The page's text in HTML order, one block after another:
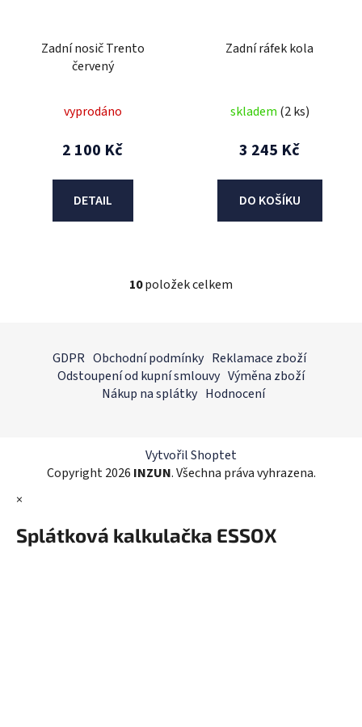
Zadní nosič Trento
červený
vyprodáno
2 100 Kč
DETAIL
Zadní ráfek kola
skladem (2 ks)
3 245 Kč
DO KOŠÍKU
O
d
a
c
r
v
v
ý
10položek celkem
GDPR Obchodní podmínky Reklamace zboží
Odstoupení od kupní smlouvy Výměna zboží
Nákup na splátky Hodnocení
Vytvořil Shoptet
Copyright 2026 INZUN. Všechna práva vyhrazena.
×
Splátková kalkulačka ESSOX